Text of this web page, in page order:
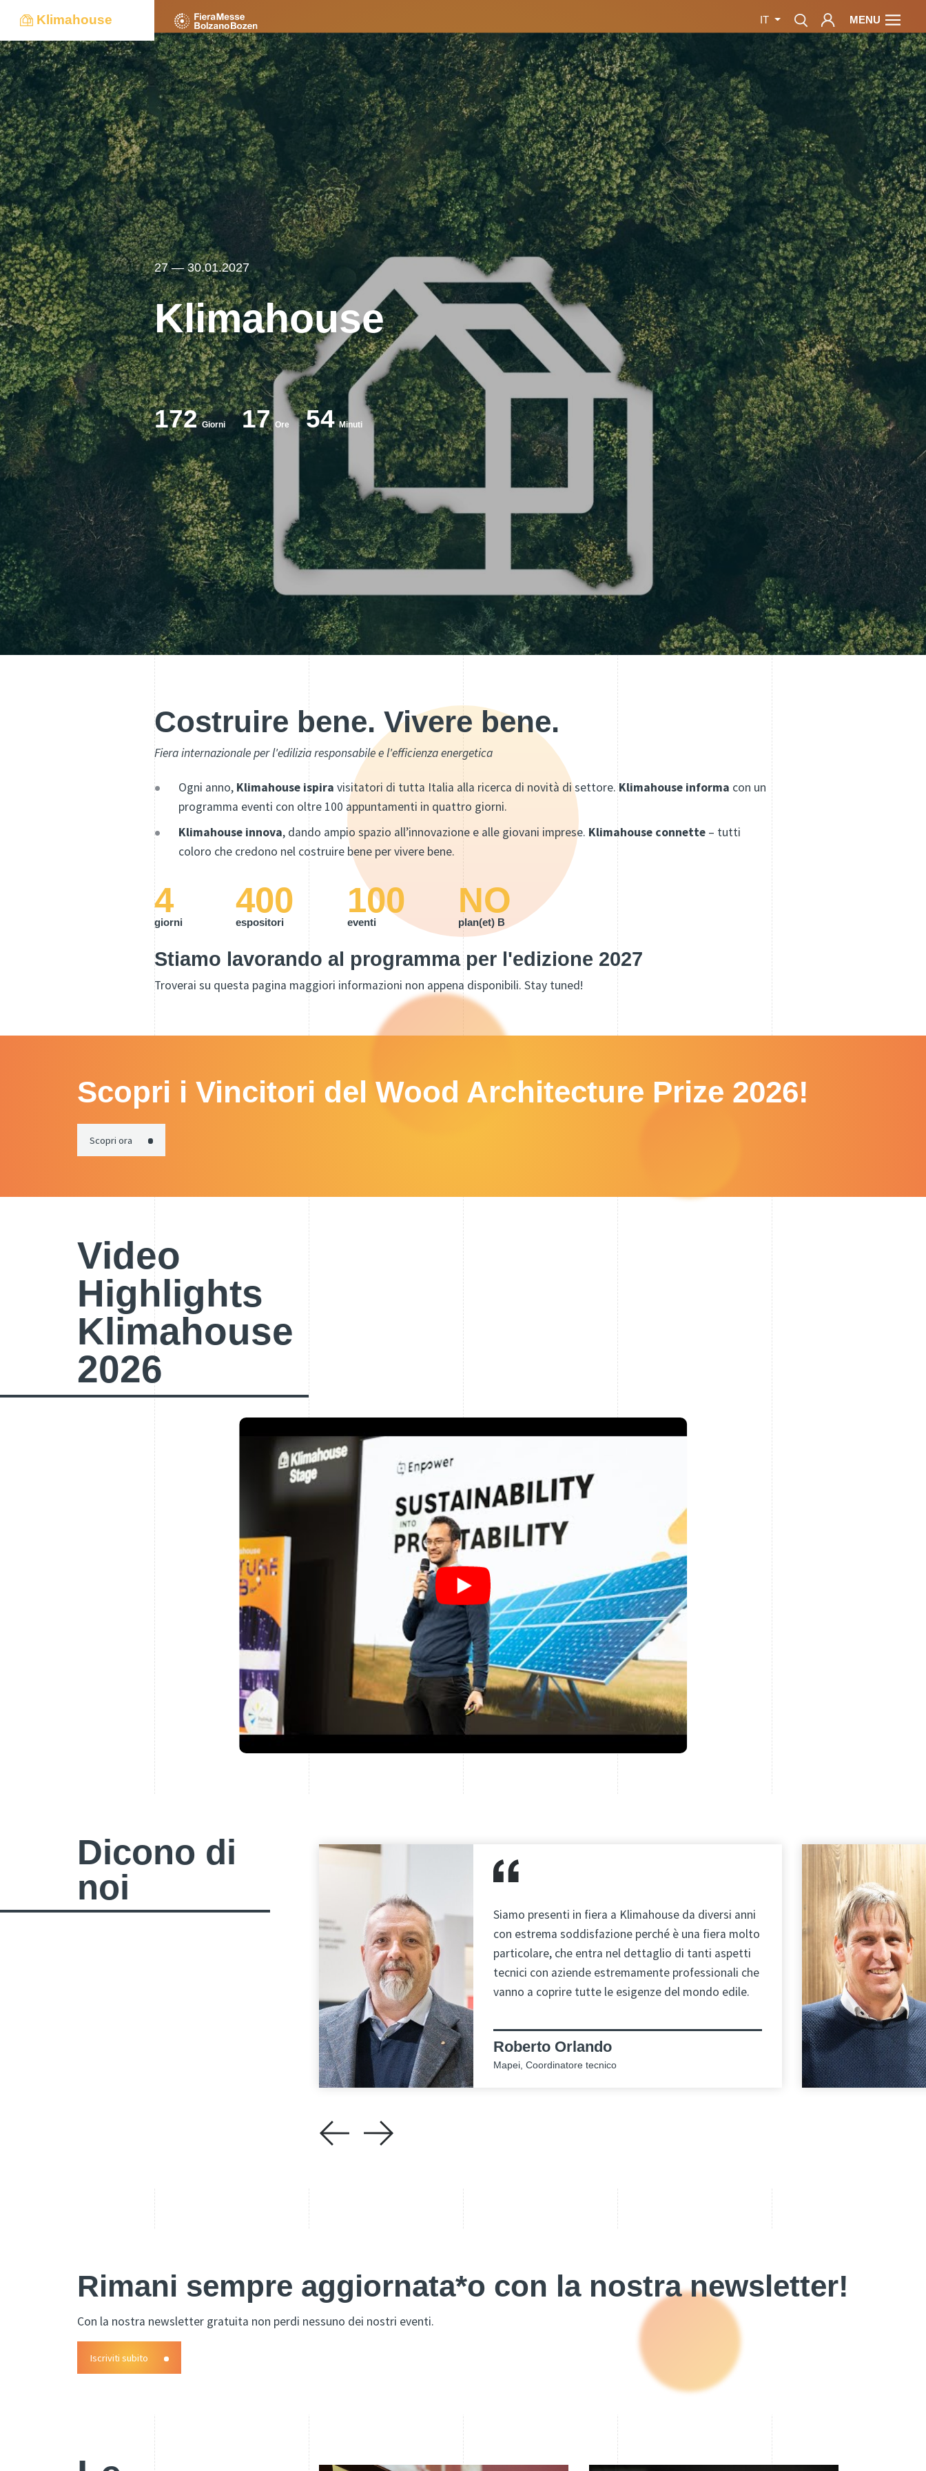
Klimahouse IT MENU
27 — 30.01.2027
Klimahouse
172 Giorni 17 Ore 54 Minuti
Costruire bene. Vivere bene.
Fiera internazionale per l'edilizia responsabile e l'efficienza energetica
Ogni anno, Klimahouse ispiravisitatori di tutta Italia alla ricerca di novità di settore.Klimahouse informa con un
programma eventi con oltre 100 appuntamenti in quattro giorni.
Klimahouse innova, dando ampio spazio all’innovazione e alle giovani imprese. Klimahouse connette – tutti
coloro che credono nel costruire bene per vivere bene.
4
giorni
400
espositori
100
eventi
NO
plan(et) B
Stiamo lavorando al programma per l'edizione 2027
Troverai su questa pagina maggiori informazioni non appena disponibili. Stay tuned!
Scopri i Vincitori del Wood Architecture Prize 2026!
Scopri ora
Video
Highlights
Klimahouse
2026
Dicono di
noi
Le nostre impressioni sono complessivamente
Siamo presenti in fiera a Klimahouse da diversi anni
con estrema soddisfazione perché è una fiera molto
particolare, che entra nel dettaglio di tanti aspetti
tecnici con aziende estremamente professionali che
vanno a coprire tutte le esigenze del mondo edile.
Roberto Orlando
Mapei, Coordinatore tecnico
Rimani sempre aggiornata*o con la nostra newsletter!
Con la nostra newsletter gratuita non perdi nessuno dei nostri eventi.
Iscriviti subito